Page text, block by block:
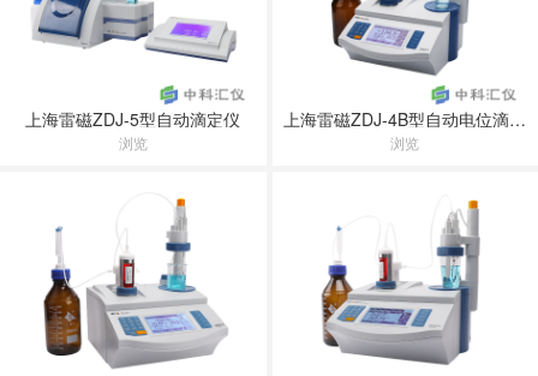
上海雷磁ZDJ-5型自动滴定仪
浏览
上海雷磁ZDJ-4B型自动电位滴定仪
浏览